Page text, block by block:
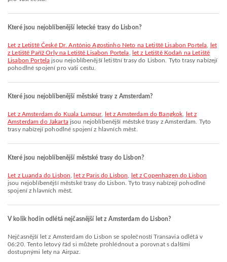
Které jsou nejoblíbenější letecké trasy do Lisbon?
let z Letiště České Dr. António Agostinho Neto na Letiště Lisabon Portela
let
z Letiště Paříž Orly na Letiště Lisabon Portela
let z Letiště Kodaň na Letiště
Lisabon Portela jsou nejoblíbenější letištní trasy do Lisbon. Tyto trasy nabízejí
pohodlné spojení pro vaši cestu.
Které jsou nejoblíbenější městské trasy z Amsterdam?
let z Amsterdam do Kuala Lumpur, let z Amsterdam do Bangkok
let z
Amsterdam do Jakartajsou nejoblíbenější městské trasy z Amsterdam. Tyto
trasy nabízejí pohodlné spojení z hlavních měst.
Které jsou nejoblíbenější městské trasy do Lisbon?
let z Luanda do Lisbon let z Paris do Lisbon
let z Copenhagen do Lisbon
jsou nejoblíbenější městské trasy do Lisbon. Tyto trasy nabízejí pohodlné
spojení z hlavních měst.
V kolik hodin odlétá nejčasnější let z Amsterdam do Lisbon?
Nejčasnější let z Amsterdam do Lisbon se společností Transavia odlétá v
06:20. Tento letový řád si můžete prohlédnout a porovnat s dalšími
dostupnými lety na Airpaz.